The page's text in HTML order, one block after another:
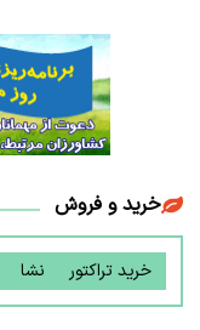
خرید و فروش
خرید تراکتور نشا